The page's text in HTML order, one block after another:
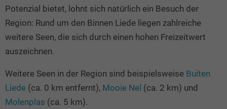
Potenzial bietet, lohnt sich natürlich ein Besuch der
Region: Rund um den Binnen Liede liegen zahlreiche
weitere Seen, die sich durch einen hohen Freizeitwert
auszeichnen.
Weitere Seen in der Region sind beispielsweise Buiten
Liede (ca. 0 km entfernt), Mooie Nel (ca. 2 km) und
Molenplas (ca. 5 km).